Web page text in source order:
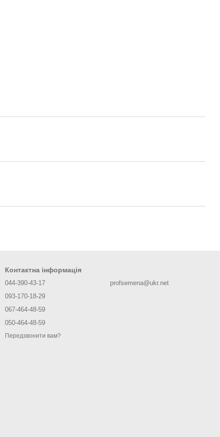
Контактна інформація
044-390-43-17
093-170-18-29
067-464-48-59
050-464-48-59
Передзвонити вам?
profsemena@ukr.net